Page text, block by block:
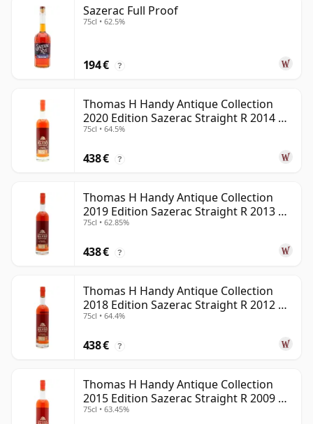
Sazerac Full Proof
75cl • 62.5%
194 € ?
Thomas H Handy Antique Collection
2020 Edition Sazerac Straight R 2014 6
años
75cl • 64.5%
438 € ?
Thomas H Handy Antique Collection
2019 Edition Sazerac Straight R 2013 6
años
75cl • 62.85%
438 € ?
Thomas H Handy Antique Collection
2018 Edition Sazerac Straight R 2012 6
años
75cl • 64.4%
438 € ?
Thomas H Handy Antique Collection
2015 Edition Sazerac Straight R 2009 6
años
75cl • 63.45%